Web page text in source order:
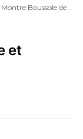
Montre Boussole de Survie et Trekking
et